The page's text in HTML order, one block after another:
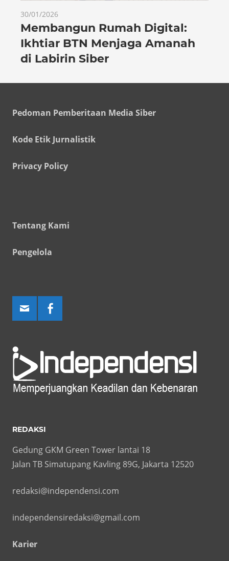
30/01/2026
Membangun Rumah Digital:
Ikhtiar BTN Menjaga Amanah
di Labirin Siber
Pedoman Pemberitaan Media Siber
Kode Etik Jurnalistik
Privacy Policy
Tentang Kami
Pengelola
REDAKSI
Gedung GKM Green Tower lantai 18
Jalan TB Simatupang Kavling 89G, Jakarta 12520
redaksi@independensi.com
independensiredaksi@gmail.com
Karier